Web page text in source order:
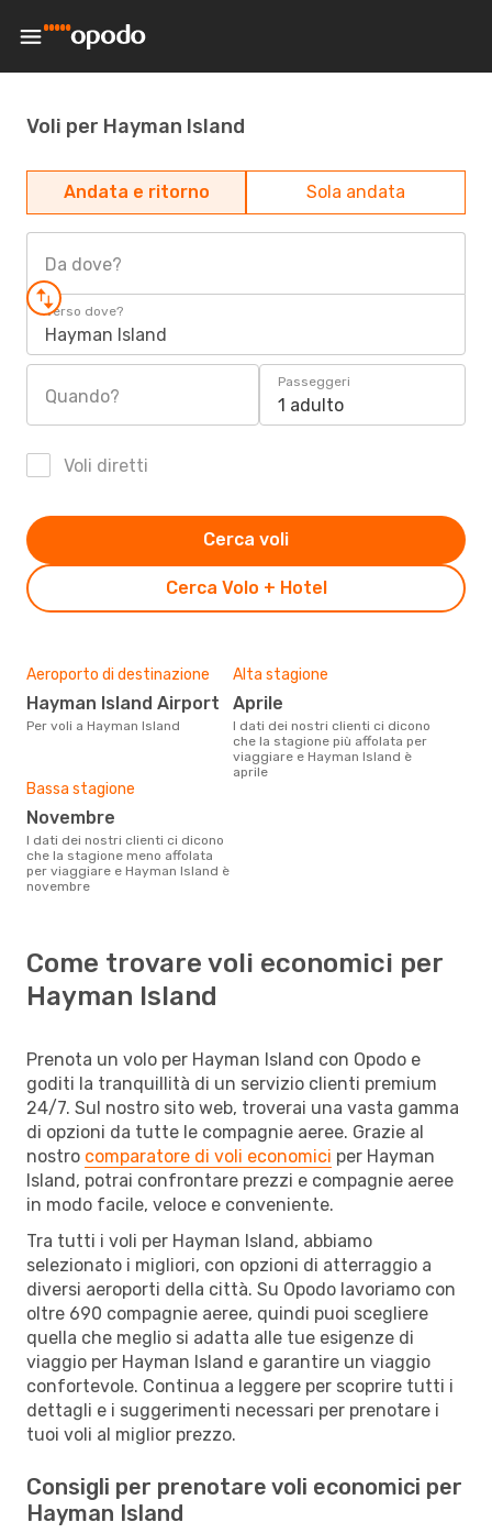
Voli per Hayman Island
Andata e ritorno Sola andata
Da dove?
Verso dove?
Hayman Island
Quando?
Passeggeri
1 adulto
Voli diretti
Cerca Volo + Hotel
Cerca voli
Aeroporto di destinazione
Hayman Island Airport
Per voli a Hayman Island
Alta stagione
aprile
I dati dei nostri clienti ci dicono
che la stagione più affolata per
viaggiare e Hayman Island è
aprile
Bassa stagione
novembre
I dati dei nostri clienti ci dicono
che la stagione meno affolata
per viaggiare e Hayman Island è
novembre
Come trovare voli economici per
Hayman Island
Prenota un volo per Hayman Island con Opodo e
goditi la tranquillità di un servizio clienti premium
24/7. Sul nostro sito web, troverai una vasta gamma
di opzioni da tutte le compagnie aeree. Grazie al
nostro comparatore di voli economici per Hayman
Island, potrai confrontare prezzi e compagnie aeree
in modo facile, veloce e conveniente.
Tra tutti i voli per Hayman Island, abbiamo
selezionato i migliori, con opzioni di atterraggio a
diversi aeroporti della città. Su Opodo lavoriamo con
oltre 690 compagnie aeree, quindi puoi scegliere
quella che meglio si adatta alle tue esigenze di
viaggio per Hayman Island e garantire un viaggio
confortevole. Continua a leggere per scoprire tutti i
dettagli e i suggerimenti necessari per prenotare i
tuoi voli al miglior prezzo.
Consigli per prenotare voli economici per
Hayman Island